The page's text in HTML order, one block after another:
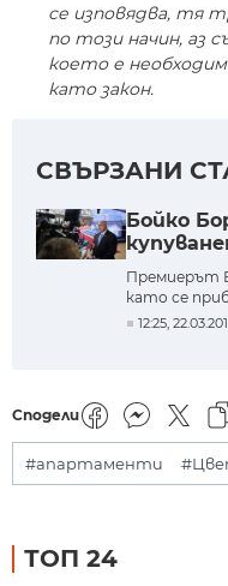
се изповядва, тя
по този начин, аз
което е
като закон.
СВЪРЗАНИ
Бойко
Премиерът
като се
12:25,
Сподели
#апартаменти
ТОП 24